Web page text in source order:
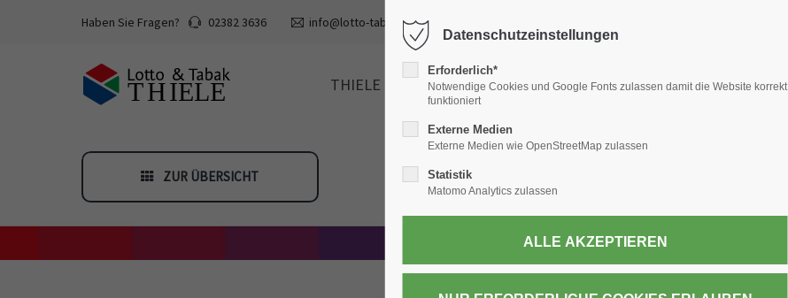
Haben Sie Fragen? 02382 3636 info@lotto-tabak-thiele.de
THIELE TABAK PRESSE WEIN & SPIRITUOSEN POST
ZUR ÜBERSICHT
Datenschutzeinstellungen
Erforderlich*
Notwendige Cookies und Google Fonts zulassen damit die Website korrekt
funktioniert
Externe Medien
Externe Medien wie OpenStreetMap zulassen
Statistik
Matomo Analytics zulassen